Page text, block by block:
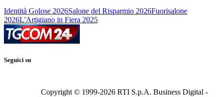
Identità Golose 2026Salone del Risparmio 2026Fuorisalone
2026L'Artigiano in Fiera 2025
Seguici su
Copyright © 1999-2026 RTI S.p.A. Business Digital -